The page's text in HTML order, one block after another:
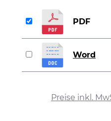
Preise inkl.
PDF
Word